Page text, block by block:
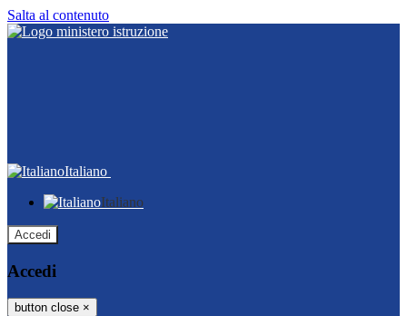
Salta al contenuto
Italiano
Italiano
Accedi
Accedi
button close ×